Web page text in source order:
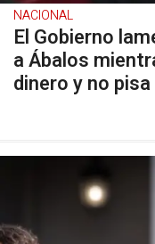
NACIONAL
El Gobierno
a Ábalos
dinero y no